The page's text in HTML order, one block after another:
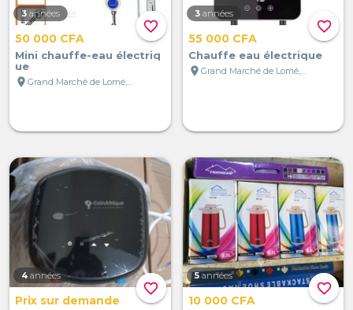
favorite_border
3 années
50 000 CFA
Mini chauffe-eau électriq
ue
location_on
Grand Marché de Lomé, Lomé, Togo
favorite_border
3 années
55 000 CFA
Chauffe eau électrique
location_on
Grand Marché de Lomé, Lomé, Togo
favorite_border
4 années
Prix sur demande
favorite_border
5 années
10 000 CFA